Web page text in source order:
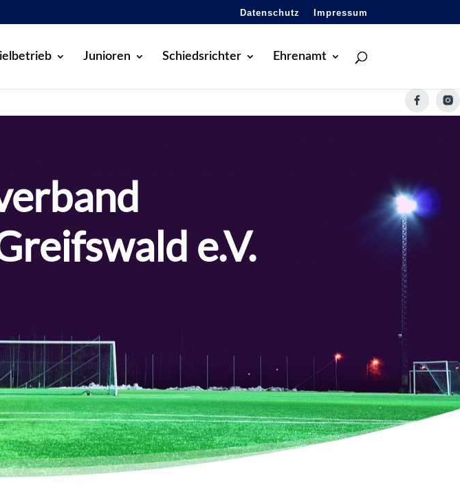
Datenschutz Impressum
Junioren Schiedsrichter Ehrenamt
e.V.